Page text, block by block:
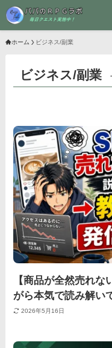
ホーム ビジネス/副業
ビジネス/副業
【商品が全然売れ
がら本気で読み解い
2026年5月16日